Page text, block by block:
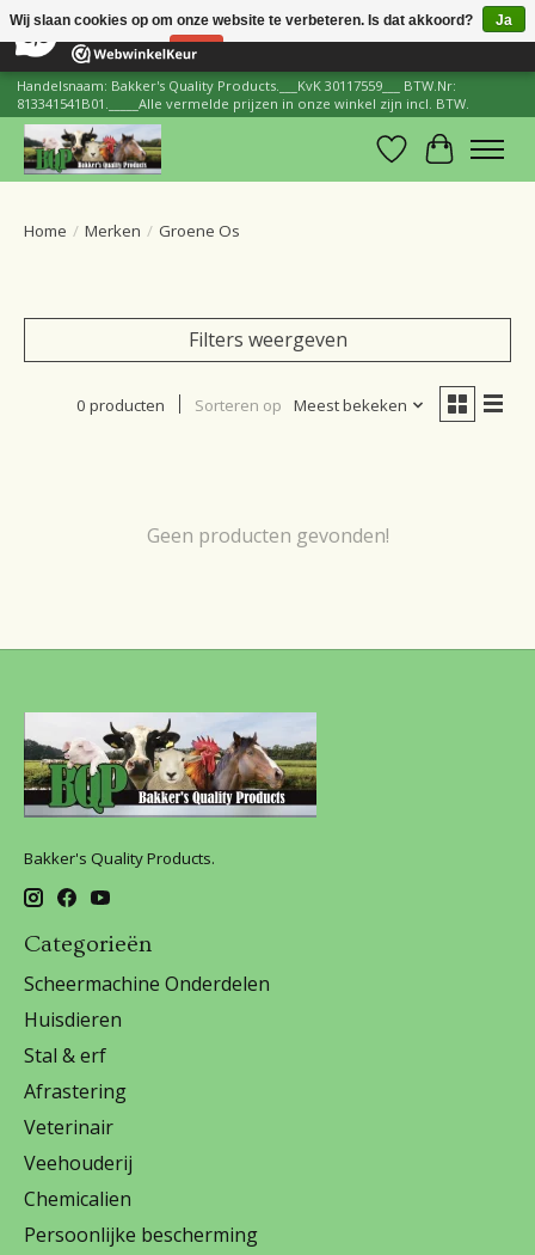
206 Reviews ×
Handelsnaam: Bakker's Quality Products.___KvK 30117559___ BTW.Nr:
813341541B01._____Alle vermelde prijzen in onze winkel zijn incl. BTW.
Verlanglijst
Home / Merken / Groene Os
Filters weergeven
0 producten Sorteren op Meest bekeken
Geen producten gevonden!
Bakker's Quality Products.
Categorieën
Scheermachine Onderdelen
Huisdieren
Stal & erf
Afrastering
Veterinair
Veehouderij
Chemicalien
Persoonlijke bescherming
Wij slaan cookies op om onze website te verbeteren. Is dat akkoord?
Ja
Nee